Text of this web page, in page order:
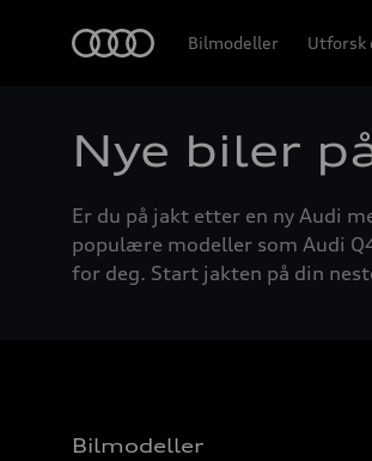
Bilmodeller Utforsk
Nye biler
Er du på jakt etter en ny Audi
populære modeller som Audi
for deg. Start jakten på din
Bilmodeller